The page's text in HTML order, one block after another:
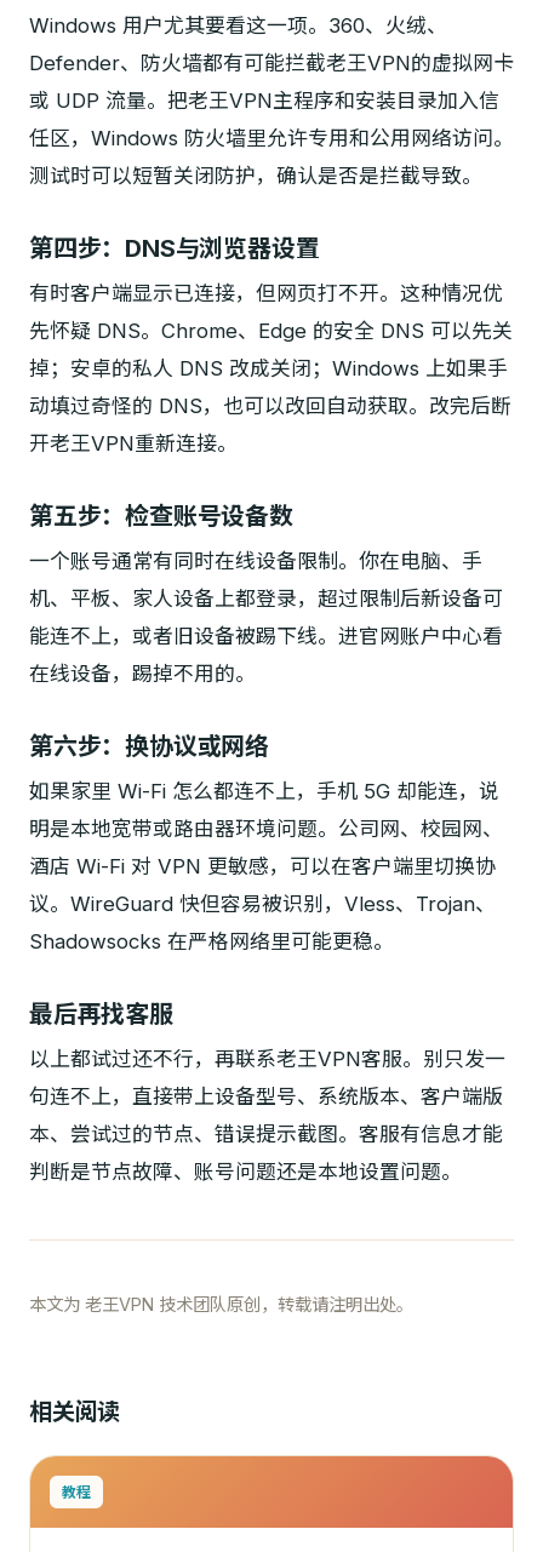
Windows 用户尤其要看这一项。360、火绒、
Defender、防火墙都有可能拦截老王VPN的虚拟网卡
或 UDP 流量。把老王VPN主程序和安装目录加入信
任区，Windows 防火墙里允许专用和公用网络访问。
测试时可以短暂关闭防护，确认是否是拦截导致。
第四步：DNS与浏览器设置
有时客户端显示已连接，但网页打不开。这种情况优
先怀疑 DNS。Chrome、Edge 的安全 DNS 可以先关
掉；安卓的私人 DNS 改成关闭；Windows 上如果手
动填过奇怪的 DNS，也可以改回自动获取。改完后断
开老王VPN重新连接。
第五步：检查账号设备数
一个账号通常有同时在线设备限制。你在电脑、手
机、平板、家人设备上都登录，超过限制后新设备可
能连不上，或者旧设备被踢下线。进官网账户中心看
在线设备，踢掉不用的。
第六步：换协议或网络
如果家里 Wi-Fi 怎么都连不上，手机 5G 却能连，说
明是本地宽带或路由器环境问题。公司网、校园网、
酒店 Wi-Fi 对 VPN 更敏感，可以在客户端里切换协
议。WireGuard 快但容易被识别，Vless、Trojan、
Shadowsocks 在严格网络里可能更稳。
最后再找客服
以上都试过还不行，再联系老王VPN客服。别只发一
句连不上，直接带上设备型号、系统版本、客户端版
本、尝试过的节点、错误提示截图。客服有信息才能
判断是节点故障、账号问题还是本地设置问题。
本文为 老王VPN 技术团队原创，转载请注明出处。
相关阅读
教程